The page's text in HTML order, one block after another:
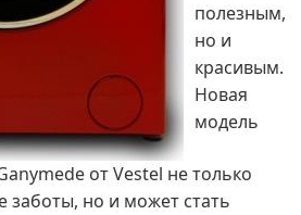
полезным,
но и
красивым.
Новая
модель
от Vestel не только
заботы, но и может стать